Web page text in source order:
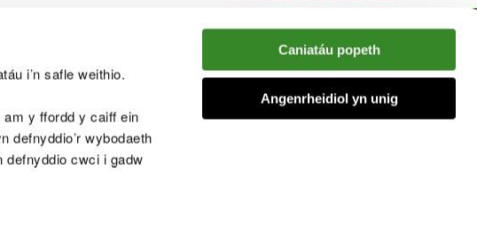
i’n safle weithio.
am y ffordd y caiff ein
defnyddio’r wybodaeth
defnyddio cwci i gadw
Caniatáu popeth
Angenrheidiol yn unig
I fyny